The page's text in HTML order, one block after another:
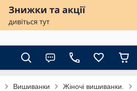
Вишиванки Жіночі вишиванки.